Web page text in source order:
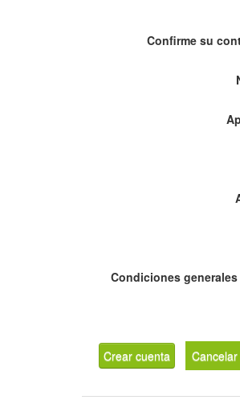
Confirme su
Condiciones
Crear cuenta Cancelar